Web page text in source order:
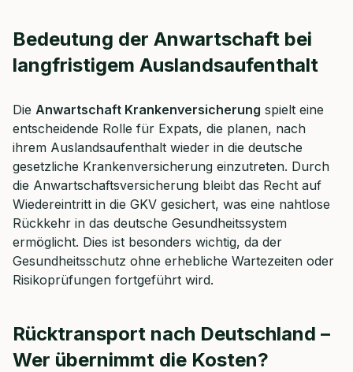
Bedeutung der Anwartschaft bei
langfristigem Auslandsaufenthalt
Die Anwartschaft Krankenversicherung spielt eine
entscheidende Rolle für Expats, die planen, nach
ihrem Auslandsaufenthalt wieder in die deutsche
gesetzliche Krankenversicherung einzutreten. Durch
die Anwartschaftsversicherung bleibt das Recht auf
Wiedereintritt in die GKV gesichert, was eine nahtlose
Rückkehr in das deutsche Gesundheitssystem
ermöglicht. Dies ist besonders wichtig, da der
Gesundheitsschutz ohne erhebliche Wartezeiten oder
Risikoprüfungen fortgeführt wird.
Rücktransport nach Deutschland –
Wer übernimmt die Kosten?